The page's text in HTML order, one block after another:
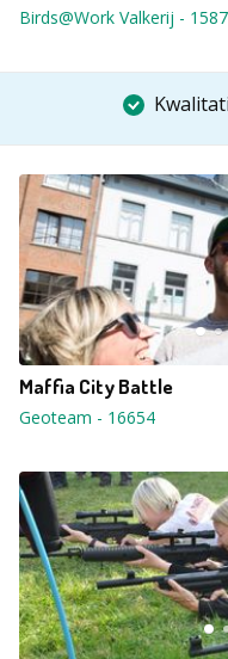
Birds@Work Valkerij -
Maffia City Battle
Geoteam - 16654